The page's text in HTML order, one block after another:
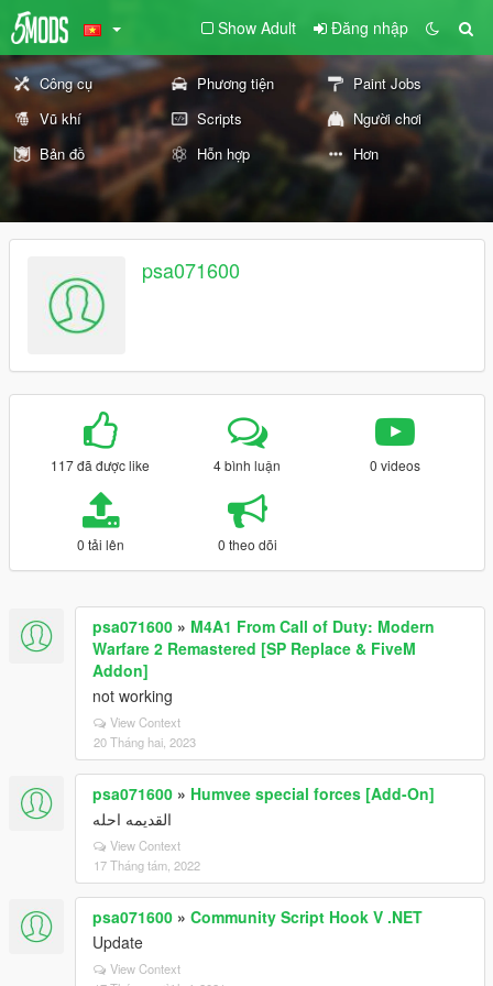
Show Adult Đăng nhập
Công cụ Phương tiện
Paint Jobs
Vũ khí
Scripts
Người chơi
Bản đồ
Hỗn hợp Hơn
psa071600
117 đã được like 4 bình luận 0 videos
0 tải lên 0 theo dõi
psa071600 » M4A1 From Call of Duty: Modern
Warfare 2 Remastered [SP Replace & FiveM
Addon]
not working
View Context
20 Tháng hai, 2023
psa071600 » Humvee special forces [Add-On]
القديمه احله
View Context
17 Tháng tám, 2022
psa071600 » Community Script Hook V .NET
Update
View Context